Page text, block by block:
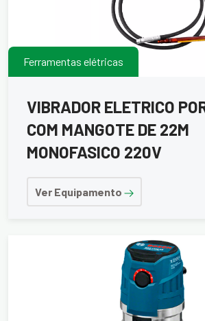
Ferramentas elétricas
VIBRADOR ELETRICO
COM MANGOTE DE 22M
MONOFASICO 220V
Ver Equipamento